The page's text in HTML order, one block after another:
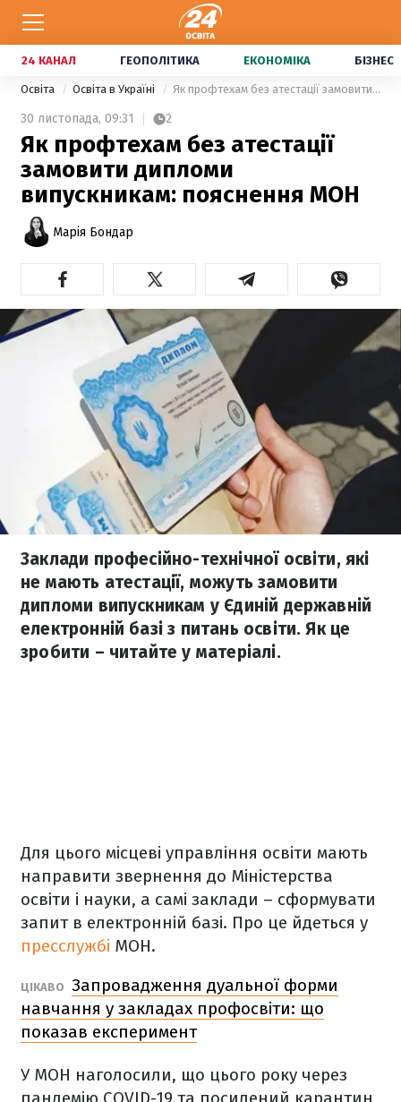
24 КАНАЛ ГЕОПОЛІТИКА ЕКОНОМІКА БІЗНЕС
Освіта Освіта в Україні Як профтехам без атестації замовити дипломи випускникам: пояснення МОН
30 листопада, 09:31 2
Як профтехам без атестації
замовити дипломи
випускникам: пояснення МОН
Марія Бондар
Заклади професійно-технічної освіти, які
не мають атестації, можуть замовити
дипломи випускникам у Єдиній державній
електронній базі з питань освіти. Як це
зробити – читайте у матеріалі.
Для цього місцеві управління освіти мають
направити звернення до Міністерства
освіти і науки, а самі заклади – сформувати
запит в електронній базі. Про це йдеться у
пресслужбі МОН.
ЦІКАВО Запровадження дуальної форми
навчання у закладах профосвіти: що
показав експеримент
У МОН наголосили, що цього року через